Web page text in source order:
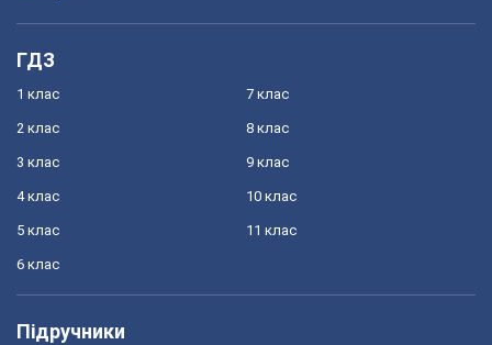
ГДЗ
1 клас
2 клас
3 клас
4 клас
5 клас
6 клас
7 клас
8 клас
9 клас
10 клас
11 клас
Підручники